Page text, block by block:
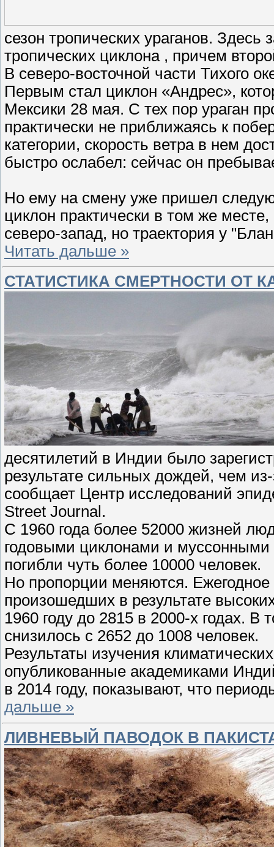
сезон тропических ураганов.
тропических циклона , причем
В северо-восточной части Тихого
Первым стал циклон «Андрес»,
Мексики 28 мая. С тех пор ураган
практически не приближаясь к
категории, скорость ветра в нем
быстро ослабел: сейчас он
Но ему на смену уже пришел
циклон практически в том же
северо-запад, но траектория у
Читать дальше »
СТАТИСТИКА СМЕРТНОСТИ ОТ
десятилетий в Индии было
результате сильных дождей, чем
сообщает Центр исследований
Street Journal.
С 1960 года более 52000 жизней
годовыми циклонами и
погибли чуть более 10000 человек.
Но пропорции меняются.
произошедших в результате
1960 году до 2815 в 2000-х годах.
снизилось с 2652 до 1008 человек.
Результаты изучения
опубликованные академиками
в 2014 году, показывают, что
дальше »
ЛИВНЕВЫЙ ПАВОДОК В